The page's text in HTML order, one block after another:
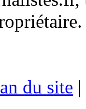
du site |